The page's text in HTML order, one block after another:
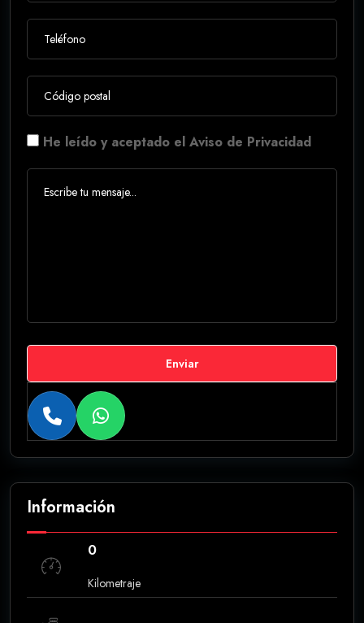
He leído y aceptado el Aviso de Privacidad
Enviar
Información
0
Kilometraje